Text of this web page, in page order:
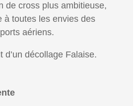
de cross plus ambitieuse,
à toutes les envies des
aériens.
d’un décollage Falaise.